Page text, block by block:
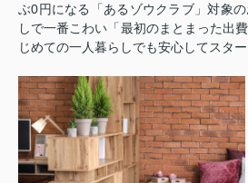
ぶ0円になる「あるゾウクラブ」対象
しで一番こわい「最初のまとまった出
じめての一人暮らしでも安心してスター